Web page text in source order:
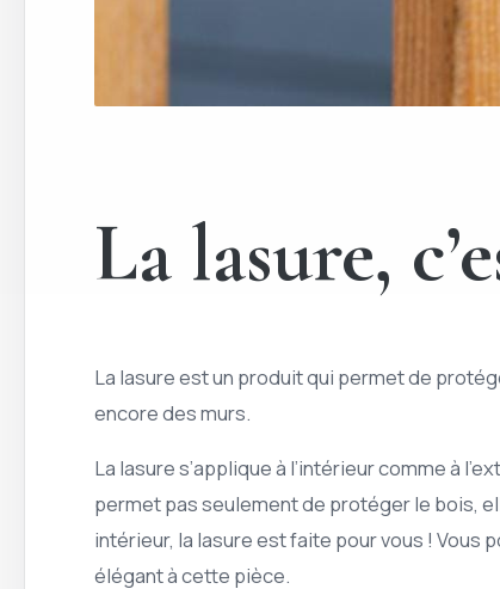
La lasure,
La lasure est un produit qui permet de
encore des murs.
La lasure s’applique à l’intérieur comme à
permet pas seulement de protéger le bois,
intérieur, la lasure est faite pour vous ! Vous
élégant à cette pièce.